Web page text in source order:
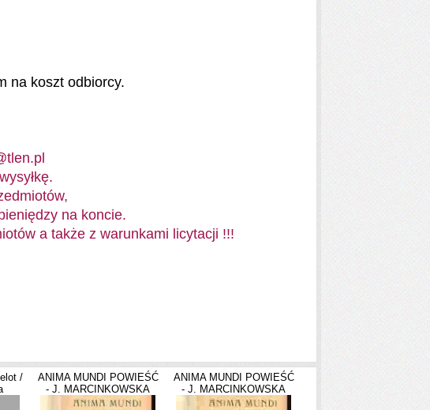
na koszt odbiorcy.
na koncie.
a także z warunkami licytacji !!!
/
ANIMA MUNDI POWIEŚĆ
- J. MARCINKOWSKA
ANIMA MUNDI POWIEŚĆ
- J. MARCINKOWSKA